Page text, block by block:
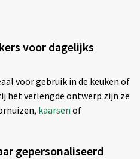
voor dagelijks
voor gebruik in de keuken of
het verlengde ontwerp zijn ze
kaarsen of
gepersonaliseerd